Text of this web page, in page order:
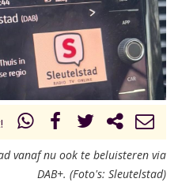
vanaf nu ook te beluisteren via
DAB+. (Foto's: Sleutelstad)